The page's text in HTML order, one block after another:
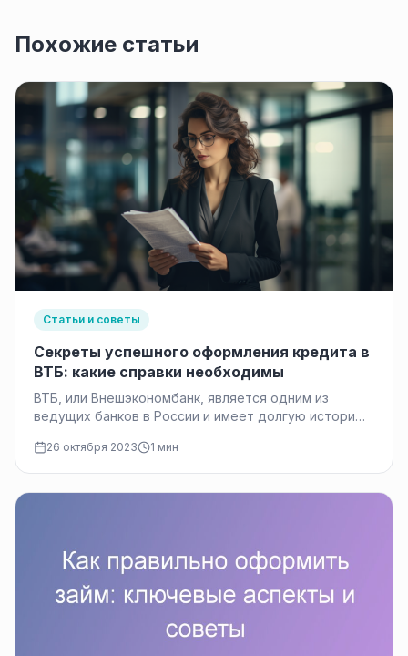
Похожие статьи
Статьи и советы
Секреты успешного оформления кредита в
ВТБ: какие справки необходимы
ВТБ, или Внешэкономбанк, является одним из
ведущих банков в России и имеет долгую историю
26 октября 2023 1 мин